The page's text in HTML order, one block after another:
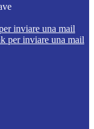
inviare una mail
per inviare una mail